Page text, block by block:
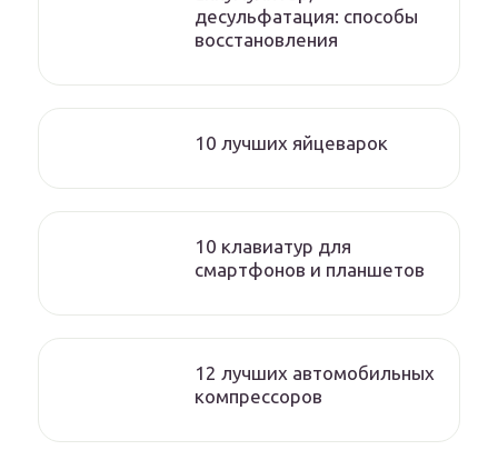
десульфатация: способы
восстановления
10 лучших яйцеварок
10 клавиатур для
смартфонов и планшетов
12 лучших автомобильных
компрессоров